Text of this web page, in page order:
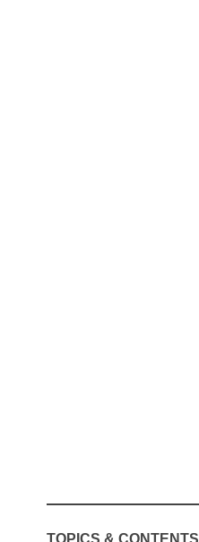
TOPICS & CONTENTS